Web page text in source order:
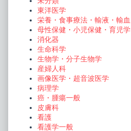
東洋医学
栄養・食事療法・輸液・輸血
母性保健・小児保健・育児学
消化器
生命科学
生物学・分子生物学
産婦人科
画像医学・超音波医学
病理学
癌・腫瘍一般
皮膚科
看護
看護学一般